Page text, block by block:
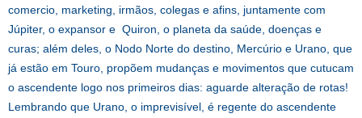
comercio, marketing, irmãos, colegas e afins, juntamente com
Júpiter, o expansor e Quiron, o planeta da saúde, doenças e
curas; além deles, o Nodo Norte do destino, Mercúrio e Urano, que
já estão em Touro, propõem mudanças e movimentos que cutucam
o ascendente logo nos primeiros dias: aguarde alteração de rotas!
Lembrando que Urano, o imprevisível, é regente do ascendente